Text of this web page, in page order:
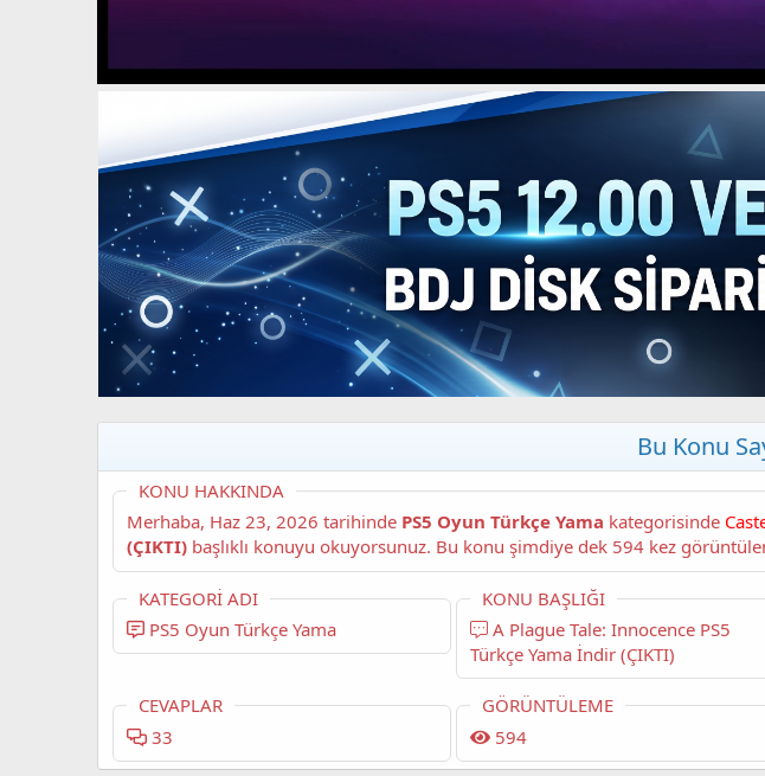
Bu Konu
KONU HAKKINDA
Merhaba, Haz 23, 2026 tarihinde PS5 Oyun Türkçe Yama kategorisinde
(ÇIKTI)
KATEGORI ADI
PS5 Oyun Türkçe Yama
KONU BAŞLIĞI
A Plague Tale: Innocence PS5
Türkçe Yama İndir (ÇIKTI)
CEVAPLAR
33
GÖRÜNTÜLEME
594